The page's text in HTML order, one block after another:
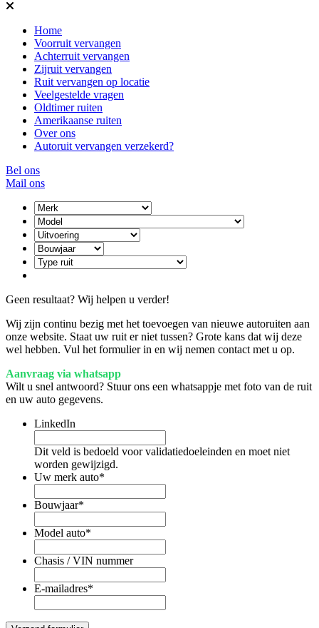
Home
Voorruit vervangen
Achterruit vervangen
Zijruit vervangen
Ruit vervangen op locatie
Veelgestelde vragen
Oldtimer ruiten
Amerikaanse ruiten
Over ons
Autoruit vervangen verzekerd?
Bel ons
Mail ons
Geen resultaat? Wij helpen u verder!
Wij zijn continu bezig met het toevoegen van nieuwe autoruiten aan
onze website. Staat uw ruit er niet tussen? Grote kans dat wij deze
wel hebben. Vul het formulier in en wij nemen contact met u op.
Aanvraag via whatsapp
Wilt u snel antwoord? Stuur ons een whatsappje met foto van de ruit
en uw auto gegevens.
LinkedIn
Dit veld is bedoeld voor validatiedoeleinden en moet niet
worden gewijzigd.
Uw merk auto*
Bouwjaar*
Model auto*
Chasis / VIN nummer
E-mailadres*